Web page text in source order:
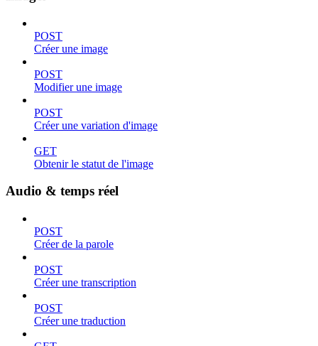
POST
Créer une image
POST
Modifier une image
POST
Créer une variation d'image
GET
Obtenir le statut de l'image
Audio & temps réel
POST
Créer de la parole
POST
Créer une transcription
POST
Créer une traduction